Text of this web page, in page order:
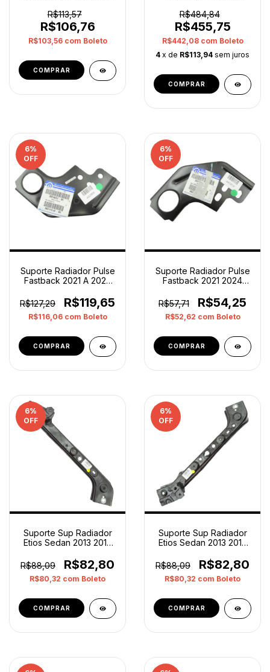
Orig
R$113,57
R$106,76
R$103,56 com Boleto
Orig
R$484,84
R$455,75
R$442,08 com Boleto
4 x de R$113,94 sem juros
6%
OFF
Suporte Radiador Pulse
Fastback 2021 A 2024
R$127,29
R$119,65
R$116,06 com Boleto
6%
OFF
Suporte Radiador Pulse
Fastback 2021 2024
R$57,71
R$54,25
R$52,62 com Boleto
6%
OFF
Suporte Sup Radiador
Etios Sedan 2013 2018
R$88,09
R$82,80
R$80,32 com Boleto
6%
OFF
Suporte Sup Radiador
Etios Sedan 2013 2018
R$88,09
R$82,80
R$80,32 com Boleto